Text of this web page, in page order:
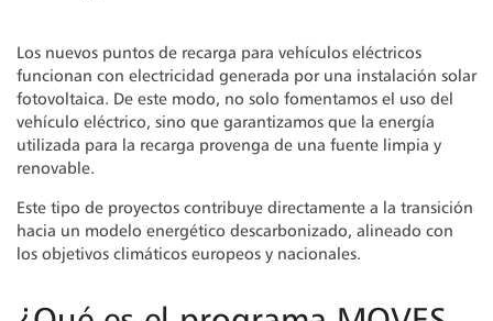
Los nuevos puntos de recarga para vehículos eléctricos
funcionan con electricidad generada por una instalación solar
fotovoltaica. De este modo, no solo fomentamos el uso del
vehículo eléctrico, sino que garantizamos que la energía
utilizada para la recarga provenga de una fuente limpia y
renovable.
Este tipo de proyectos contribuye directamente a la transición
hacia un modelo energético descarbonizado, alineado con
los objetivos climáticos europeos y nacionales.